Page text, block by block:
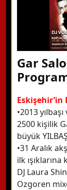
Gar
Eskişehir’in
•2013
2500 kişilik
büyük
•31 Aralık
ilk
DJ Laura
Ozgoren